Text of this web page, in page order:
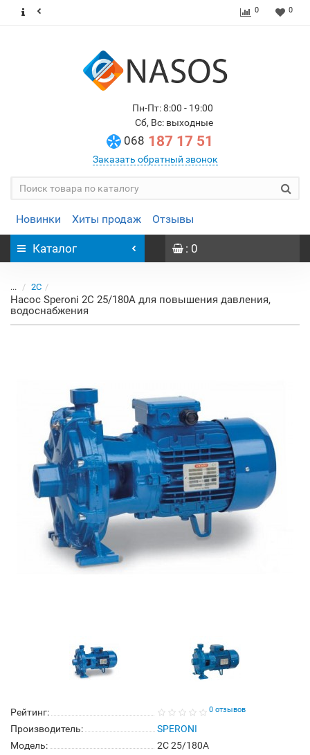
0 0
Пн-Пт: 8:00 - 19:00
Сб, Вс: выходные
068 187 17 51
Заказать обратный звонок
Новинки Хиты продаж Отзывы
Каталог : 0
... 2C
Насос Speroni 2C 25/180A для повышения давления,
водоснабжения
Рейтинг: 0 отзывов
Производитель:
SPERONI
Модель:
2C 25/180A